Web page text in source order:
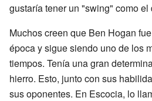
gustaría tener un "swing" como el
Muchos creen que Ben Hogan
época y sigue siendo uno de los
tiempos. Tenía una gran
hierro. Esto, junto con sus
sus oponentes. En Escocia, lo